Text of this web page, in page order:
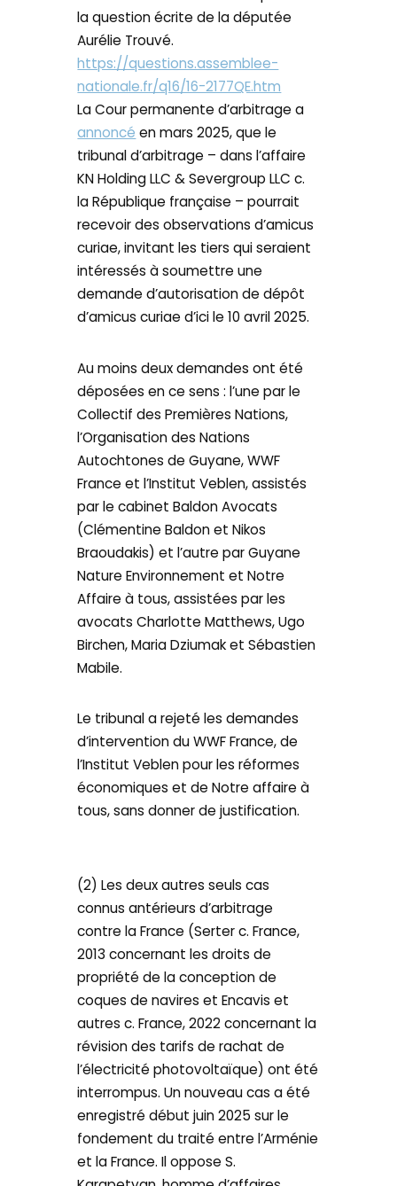
la question écrite de la députée
Aurélie Trouvé.
https://questions.assemblee-
nationale.fr/q16/16-2177QE.htm
La Cour permanente d’arbitrage a
annoncé en mars 2025, que le
tribunal d’arbitrage – dans l’affaire
KN Holding LLC & Severgroup LLC c.
la République française – pourrait
recevoir des observations d’amicus
curiae, invitant les tiers qui seraient
intéressés à soumettre une
demande d’autorisation de dépôt
d’amicus curiae d’ici le 10 avril 2025.
Au moins deux demandes ont été
déposées en ce sens : l’une par le
Collectif des Premières Nations,
l’Organisation des Nations
Autochtones de Guyane, WWF
France et l’Institut Veblen, assistés
par le cabinet Baldon Avocats
(Clémentine Baldon et Nikos
Braoudakis) et l’autre par Guyane
Nature Environnement et Notre
Affaire à tous, assistées par les
avocats Charlotte Matthews, Ugo
Birchen, Maria Dziumak et Sébastien
Mabile.
Le tribunal a rejeté les demandes
d’intervention du WWF France, de
l’Institut Veblen pour les réformes
économiques et de Notre affaire à
tous, sans donner de justification.
(2) Les deux autres seuls cas
connus antérieurs d’arbitrage
contre la France (Serter c. France,
2013 concernant les droits de
propriété de la conception de
coques de navires et Encavis et
autres c. France, 2022 concernant la
révision des tarifs de rachat de
l’électricité photovoltaïque) ont été
interrompus. Un nouveau cas a été
enregistré début juin 2025 sur le
fondement du traité entre l’Arménie
et la France. Il oppose S.